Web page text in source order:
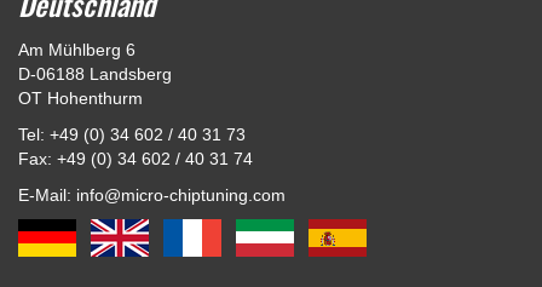
Am Mühlberg 6
D-06188 Landsberg
OT Hohenthurm
Tel: +49 (0) 34 602 / 40 31 73
Fax: +49 (0) 34 602 / 40 31 74
E-Mail: info@micro-chiptuning.com